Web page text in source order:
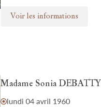
Voir les informations
Madame Sonia DEBATTY
lundi 04 avril 1960